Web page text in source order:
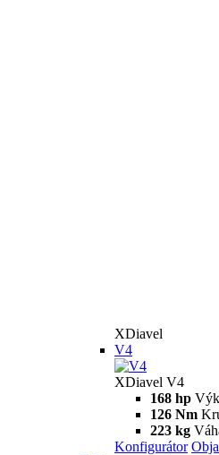
XDiavel
V4
XDiavel V4
168 hp
126 Nm
223 kg
Konfigurátor